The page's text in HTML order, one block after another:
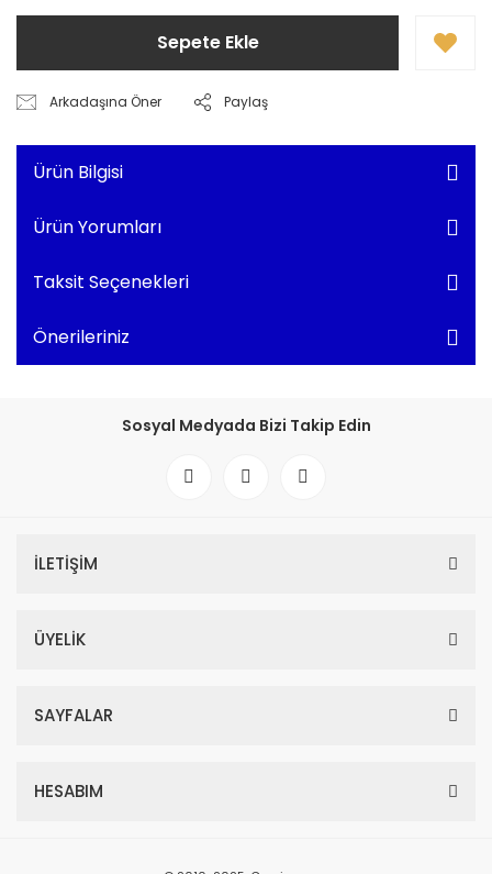
Sepete Ekle
Arkadaşına Öner Paylaş
Ürün Bilgisi
Ürün Yorumları
Taksit Seçenekleri
Önerileriniz
Sosyal Medyada Bizi Takip Edin
İLETİŞİM
ÜYELİK
SAYFALAR
HESABIM